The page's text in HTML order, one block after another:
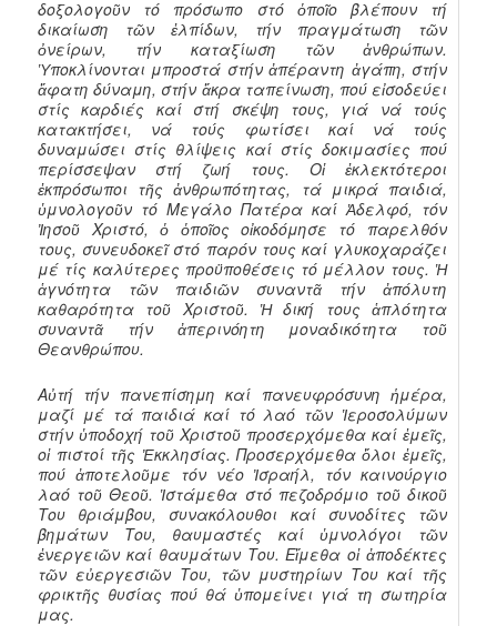
δοξολογοῦν τό πρόσωπο στό ὁποῖο βλέπουν τή
δικαίωση τῶν ἐλπίδων, τήν πραγμάτωση τῶν
ὀνείρων, τήν καταξίωση τῶν ἀνθρώπων.
Ὑποκλίνονται μπροστά στήν ἀπέραντη ἀγάπη, στήν
ἄφατη δύναμη, στήν ἄκρα ταπείνωση, πού εἰσοδεύει
στίς καρδιές καί στή σκέψη τους, γιά νά τούς
κατακτήσει, νά τούς φωτίσει καί νά τούς
δυναμώσει στίς θλίψεις καί στίς δοκιμασίες πού
περίσσεψαν στή ζωή τους. Οἱ ἐκλεκτότεροι
ἐκπρόσωποι τῆς ἀνθρωπότητας, τά μικρά παιδιά,
ὑμνολογοῦν τό Μεγάλο Πατέρα καί Ἀδελφό, τόν
Ἰησοῦ Χριστό, ὁ ὁποῖος οἰκοδόμησε τό παρελθόν
τους, συνευδοκεῖ στό παρόν τους καί γλυκοχαράζει
μέ τίς καλύτερες προϋποθέσεις τό μέλλον τους. Ἡ
ἁγνότητα τῶν παιδιῶν συναντᾶ τήν ἀπόλυτη
καθαρότητα τοῦ Χριστοῦ. Ἡ δική τους ἁπλότητα
συναντᾶ τήν ἀπερινόητη μοναδικότητα τοῦ
Θεανθρώπου.
Αὐτή τήν πανεπίσημη καί πανευφρόσυνη ἡμέρα,
μαζί μέ τά παιδιά καί τό λαό τῶν Ἱεροσολύμων
στήν ὑποδοχή τοῦ Χριστοῦ προσερχόμεθα καί ἐμεῖς,
οἱ πιστοί τῆς Ἐκκλησίας. Προσερχόμεθα ὅλοι ἐμεῖς,
πού ἀποτελοῦμε τόν νέο Ἰσραήλ, τόν καινούργιο
λαό τοῦ Θεοῦ. Ἱστάμεθα στό πεζοδρόμιο τοῦ δικοῦ
Του θριάμβου, συνακόλουθοι καί συνοδίτες τῶν
βημάτων Του, θαυμαστές καί ὑμνολόγοι τῶν
ἐνεργειῶν καί θαυμάτων Του. Εἴμεθα οἱ ἀποδέκτες
τῶν εὐεργεσιῶν Του, τῶν μυστηρίων Του καί τῆς
φρικτῆς θυσίας πού θά ὑπομείνει γιά τη σωτηρία
μας.